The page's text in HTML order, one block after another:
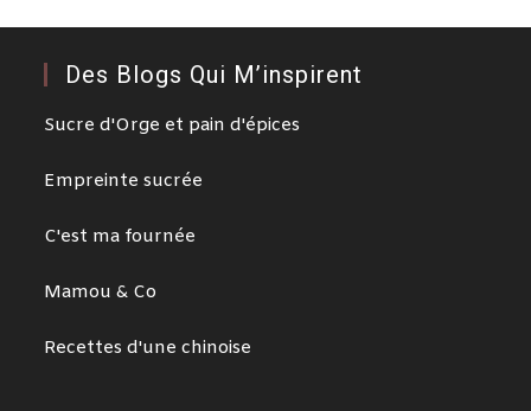
Des Blogs Qui M’inspirent
Sucre d'Orge et pain d'épices
Empreinte sucrée
C'est ma fournée
Mamou & Co
Recettes d'une chinoise